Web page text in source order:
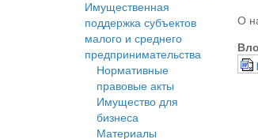
Имущественная
поддержка субъектов
малого и среднего
предпринимательства
Нормативные
правовые акты
Имущество для
бизнеса
Материалы
О